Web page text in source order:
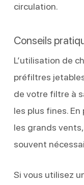
circulation.
Conseils
L’utilisation de
préfiltres
de votre filtre à
les plus fines.
les grands
souvent
Si vous utilisez